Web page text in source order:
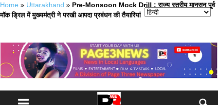
Home » Uttarakhand » Pre-Monsoon Mock Drill : राज्य स्तरीय मानसून पूर्व
मॉक ड्रिल में मुख्यमंत्री ने परखी आपदा प्रबंधन की तैयारियां